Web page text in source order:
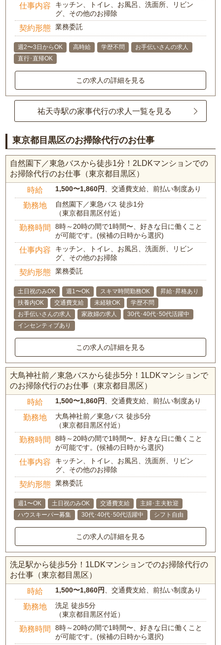
仕事内容
キッチン、トイレ、お風呂、洗面所、リビン
グ、その他のお掃除
契約形態 業務委託
週2〜3日からOK 高時給 学歴不問
お手伝いさんの求人
直行･直帰OK
この求人の詳細を見る
祐天寺駅の家事代行の求人一覧を見る
東京都目黒区のお掃除代行のお仕事
自然園下／東急バスから徒歩1分！2LDKマンションでの
お掃除代行のお仕事（東京都目黒区）
時給 1,500〜1,860円 、交通費支給、前払い制度あり
勤務地
自然園下／東急バス 徒歩1分
（東京都目黒区付近）
勤務時間
8時～20時の間で1時間〜、好きな日に働くこと
が可能です。(候補の日時から選択)
仕事内容
キッチン、トイレ、お風呂、洗面所、リビン
グ、その他のお掃除
契約形態 業務委託
土日祝のみOK 週1〜OK スキマ時間勤務OK
昇給･昇格あり
扶養内OK
交通費支給 未経験OK
学歴不問
お手伝いさんの求人
家政婦の求人
30代･40代･50代活躍中
インセンティブあり
この求人の詳細を見る
大鳥神社前／東急バスから徒歩5分！1LDKマンションで
のお掃除代行のお仕事（東京都目黒区）
時給 1,500〜1,860円 、交通費支給、前払い制度あり
勤務地
大鳥神社前／東急バス 徒歩5分
（東京都目黒区付近）
勤務時間
8時～20時の間で1時間〜、好きな日に働くこと
が可能です。(候補の日時から選択)
仕事内容
キッチン、トイレ、お風呂、洗面所、リビン
グ、その他のお掃除
契約形態 業務委託
週1〜OK 土日祝のみOK 交通費支給
主婦･主夫歓迎
ハウスキーパー募集
30代･40代･50代活躍中 シフト自由
この求人の詳細を見る
洗足駅から徒歩5分！1LDKマンションでのお掃除代行の
お仕事（東京都目黒区）
時給 1,500〜1,860円 、交通費支給、前払い制度あり
勤務地
洗足 徒歩5分
（東京都目黒区付近）
勤務時間
8時～20時の間で1時間〜、好きな日に働くこと
が可能です。(候補の日時から選択)